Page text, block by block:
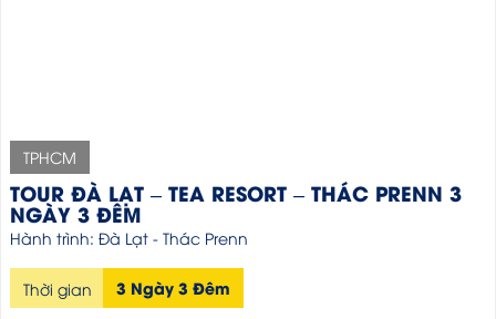
TPHCM
TOUR ĐÀ LẠT – TEA RESORT – THÁC PRENN 3
NGÀY 3 ĐÊM
Hành trình: Đà Lạt - Thác Prenn
Thời gian 3 Ngày 3 Đêm